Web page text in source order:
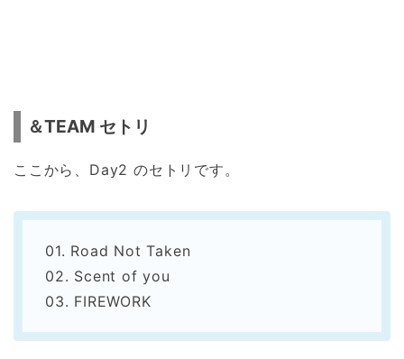
＆TEAM セトリ
ここから、Day2 のセトリです。
01. Road Not Taken
02. Scent of you
03. FIREWORK